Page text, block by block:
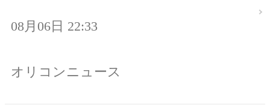
08月06日 22:33
オリコンニュース